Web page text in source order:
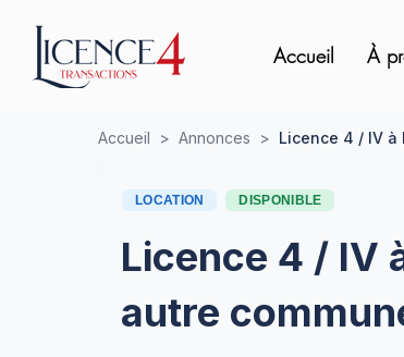
Accueil À
Accueil > Annonces > Licence 4 / IV à
LOCATION DISPONIBLE
Licence 4 / IV
autre